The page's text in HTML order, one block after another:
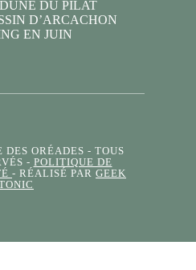
DU PILAT
D’ARCACHON
EN JUIN
ORÉADES - TOUS
- POLITIQUE DE
- RÉALISÉ PAR GEEK